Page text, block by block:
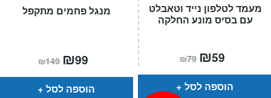
מנגל פחמים מתקפל
₪149 המחיר
המקורי
היה:
₪149.
₪99
הוא:
הוספה לסל
מעמד לטלפון נייד וטאבלט
עם בסיס מונע החלקה
₪79 המחיר
המקורי
היה:
₪79.
₪59
הוא:
הוספה לסל